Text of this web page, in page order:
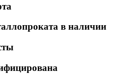
в наличии